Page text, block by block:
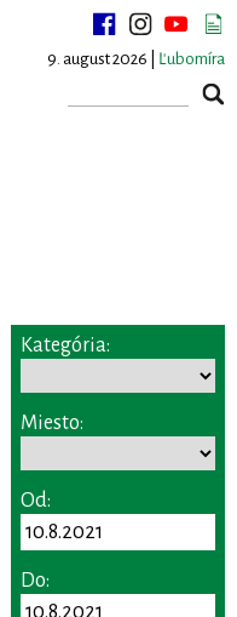
9. august 2026 | Ľubomíra
Kategória:
Miesto:
Od:
Do: